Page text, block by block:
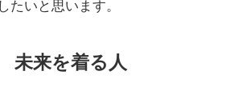
たいと思います。
未来を着る人